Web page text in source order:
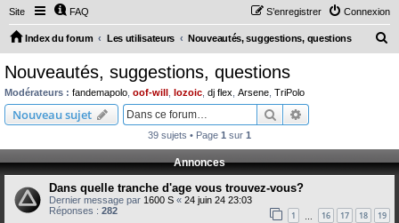
Site FAQ Connexion
S’enregistrer
Index du forum Les utilisateurs Nouveautés, suggestions, questions
c
e
Nouveautés, suggestions, questions
Modérateurs : fandemapolo oof-will lozoic dj flex Arsene TriPolo
Nouveau sujet Rechercher
39 sujets • Page 1 sur 1
Annonces
Dans quelle tranche d'age vous trouvez-vous?
Dernier message par 1600 S « 24 juin 24 23:03
Réponses : 282 1 16 17 18 19